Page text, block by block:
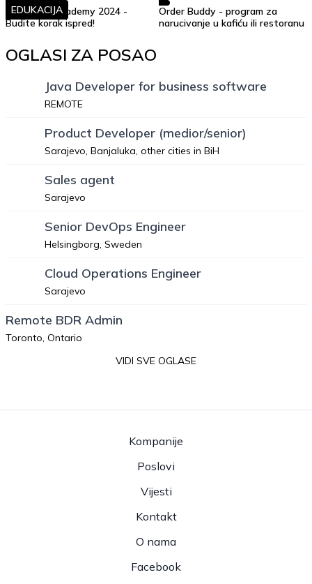
Soft Skills Academy 2024 -
Budite korak ispred!
EDUKACIJA
Order Buddy - program za
narucivanje u kafiću ili restoranu
OGLASI ZA POSAO
Java Developer for business software
REMOTE
Product Developer (medior/senior)
Sarajevo, Banjaluka, other cities in BiH
Sales agent
Sarajevo
Senior DevOps Engineer
Helsingborg, Sweden
Cloud Operations Engineer
Sarajevo
Remote BDR Admin
Toronto, Ontario
VIDI SVE OGLASE
Kompanije
Poslovi
Vijesti
Kontakt
O nama
Facebook